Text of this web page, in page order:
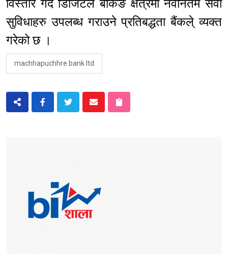
विस्तार गर्दै डिजिटल बैंकिङ क्षेत्रमा नवीनतम सेवा
सुविधाहरु उपलब्ध गराउने प्रतिबद्धता बैंकले् व्यक्त
गरेको छ ।
machhapuchhre bank ltd